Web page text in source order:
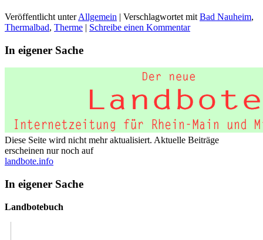
Veröffentlicht unter Allgemein | Verschlagwortet mit Bad Nauheim,
Thermalbad, Therme | Schreibe einen Kommentar
In eigener Sache
Diese Seite wird nicht mehr aktualisiert. Aktuelle Beiträge
erscheinen nur noch auf
landbote.info
In eigener Sache
Landbotebuch